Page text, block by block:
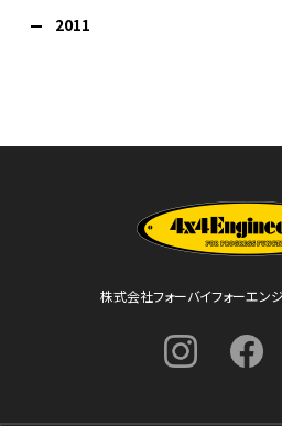
2011
株式会社フォーバイフォーエン